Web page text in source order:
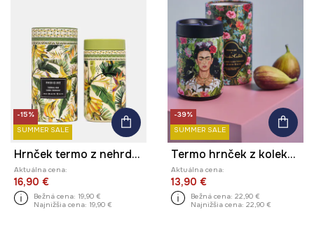
-15%
SUMMER SALE
Hrnček termo z nehrdzavejúcej ocele 480 ml
Aktuálna cena:
16,90 €
Bežná cena: 19,90 €
Najnižšia cena: 19,90 €
-39%
SUMMER SALE
Termo hrnček z kolekcie Frida
Aktuálna cena:
13,90 €
Bežná cena: 22,90 €
Najnižšia cena: 22,90 €